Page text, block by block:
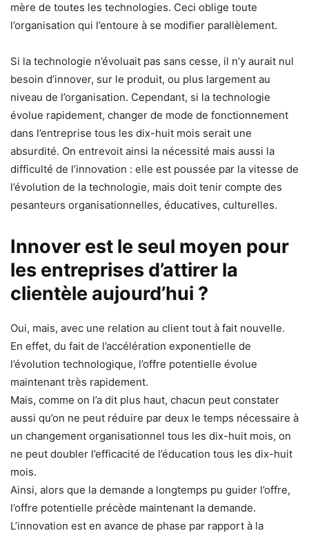
mère de toutes les technologies. Ceci oblige toute
l’organisation qui l’entoure à se modifier parallèlement.
Si la technologie n’évoluait pas sans cesse, il n’y aurait nul
besoin d’innover, sur le produit, ou plus largement au
niveau de l’organisation. Cependant, si la technologie
évolue rapidement, changer de mode de fonctionnement
dans l’entreprise tous les dix-huit mois serait une
absurdité. On entrevoit ainsi la nécessité mais aussi la
difficulté de l’innovation : elle est poussée par la vitesse de
l’évolution de la technologie, mais doit tenir compte des
pesanteurs organisationnelles, éducatives, culturelles.
Innover est le seul moyen pour
les entreprises d’attirer la
clientèle aujourd’hui ?
Oui, mais, avec une relation au client tout à fait nouvelle.
En effet, du fait de l’accélération exponentielle de
l’évolution technologique, l’offre potentielle évolue
maintenant très rapidement.
Mais, comme on l’a dit plus haut, chacun peut constater
aussi qu’on ne peut réduire par deux le temps nécessaire à
un changement organisationnel tous les dix-huit mois, on
ne peut doubler l’efficacité de l’éducation tous les dix-huit
mois.
Ainsi, alors que la demande a longtemps pu guider l’offre,
l’offre potentielle précède maintenant la demande.
L’innovation est en avance de phase par rapport à la